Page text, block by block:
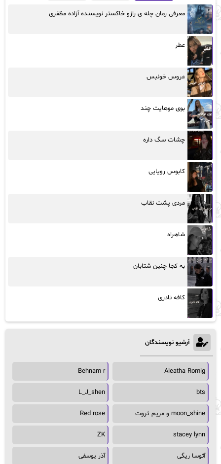
معرفی رمان چله ی رازو خاکستر نویسنده آزاده مظفری
عطر
عروس خونبس
بوی موهایت چند
چشات سگ داره
کابوس رویایی
مردی پشت نقاب
شاهراه
به کجا چنین شتابان
کافه نادری
آرشیو نویسندگان
Aleatha Romig
Behnam r
bts
L_J_shen
moon_shine و مریم ثروت Red rose
stacey lynn
ZK
آتوسا ریگی آذر یوسفی